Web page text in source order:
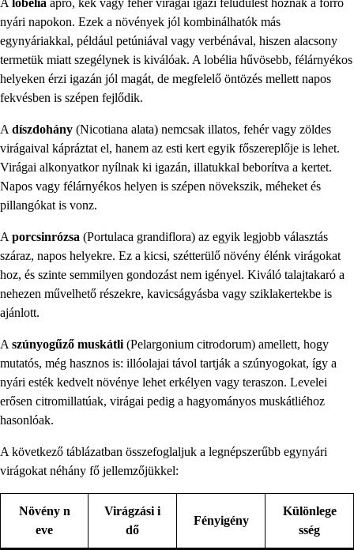
A lobélia apró, kék vagy fehér virágai igazi felüdülést hoznak a forró
nyári napokon. Ezek a növények jól kombinálhatók más
egynyáriakkal, például petúniával vagy verbénával, hiszen alacsony
termetük miatt szegélynek is kiválóak. A lobélia hűvösebb, félárnyékos
helyeken érzi igazán jól magát, de megfelelő öntözés mellett napos
fekvésben is szépen fejlődik.
A díszdohány (Nicotiana alata) nemcsak illatos, fehér vagy zöldes
virágaival kápráztat el, hanem az esti kert egyik főszereplője is lehet.
Virágai alkonyatkor nyílnak ki igazán, illatukkal beborítva a kertet.
Napos vagy félárnyékos helyen is szépen növekszik, méheket és
pillangókat is vonz.
A porcsinrózsa (Portulaca grandiflora) az egyik legjobb választás
száraz, napos helyekre. Ez a kicsi, szétterülő növény élénk virágokat
hoz, és szinte semmilyen gondozást nem igényel. Kiváló talajtakaró a
nehezen művelhető részekre, kavicságyásba vagy sziklakertekbe is
ajánlott.
A szúnyogűző muskátli (Pelargonium citrodorum) amellett, hogy
mutatós, még hasznos is: illóolajai távol tartják a szúnyogokat, így a
nyári esték kedvelt növénye lehet erkélyen vagy teraszon. Levelei
erősen citromillatúak, virágai pedig a hagyományos muskátliéhoz
hasonlóak.
A következő táblázatban összefoglaljuk a legnépszerűbb egynyári
virágokat néhány fő jellemzőjükkel:
Növény n
eve
Virágzási i
dő
Fényigény
Különlege
sség